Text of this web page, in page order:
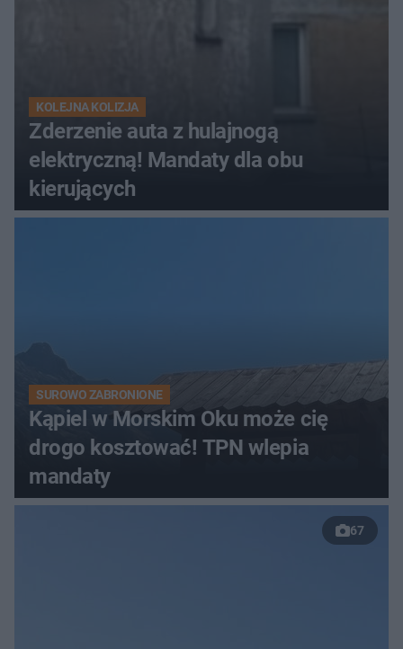
KOLEJNA KOLIZJA
Zderzenie auta z hulajnogą
elektryczną! Mandaty dla obu
kierujących
SUROWO ZABRONIONE
Kąpiel w Morskim Oku może cię
drogo kosztować! TPN wlepia
mandaty
67